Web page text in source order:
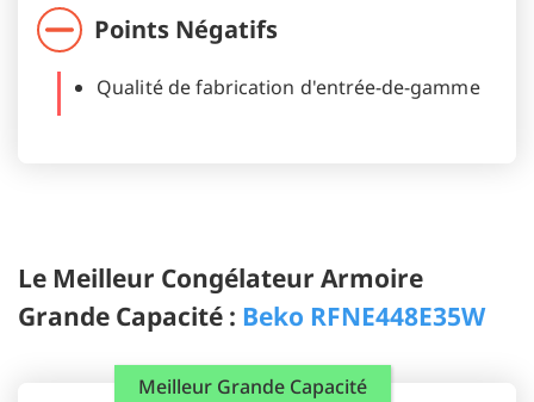
Points Négatifs
Qualité de fabrication d'entrée-de-gamme
Le Meilleur Congélateur Armoire
Grande Capacité : Beko RFNE448E35W
Meilleur Grande Capacité